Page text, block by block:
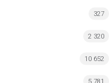
327
2 320
10 652
5 781